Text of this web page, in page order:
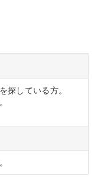
探している方。